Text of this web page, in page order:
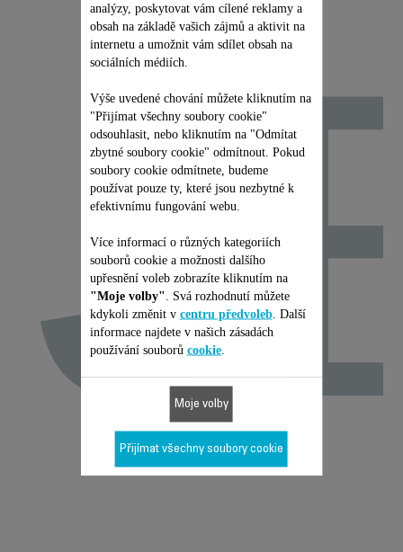
analýzy, poskytovat vám cílené reklamy a
obsah na základě vašich zájmů a aktivit na
internetu a umožnit vám sdílet obsah na
sociálních médiích.
Výše uvedené chování můžete kliknutím na
"Přijímat všechny soubory cookie"
odsouhlasit, nebo kliknutím na "Odmítat
zbytné soubory cookie" odmítnout. Pokud
soubory cookie odmítnete, budeme
používat pouze ty, které jsou nezbytné k
efektivnímu fungování webu.
Více informací o různých kategoriích
souborů cookie a možnosti dalšího
upřesnění voleb zobrazíte kliknutím na
"Moje volby" . Svá rozhodnutí můžete
kdykoli změnit v centru předvoleb. Další
informace najdete v našich zásadách
používání souborů cookie.
Moje volby
Přijímat všechny soubory cookie